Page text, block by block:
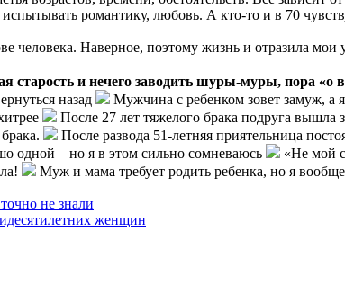
романтику, любовь. А кто-то и в 70
человека. Наверное, поэтому жизнь и отразила
старость и нечего заводить шуры-муры, пора «о
назад
Мужчина с ребенком зовет замуж, а
После 27 лет тяжелого брака подруга вышла
После развода 51-летняя приятельница
одной – но я в этом сильно сомневаюсь
«Не мой
Муж и мама требует родить ребенка, но я
не знали
женщин